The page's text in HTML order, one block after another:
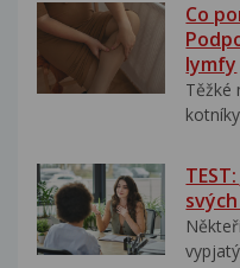
Co
lymfy
Těžké